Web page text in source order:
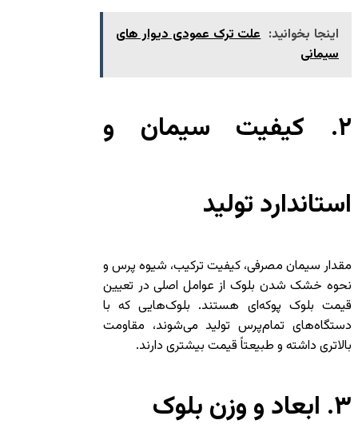
اینجا بخوانید:
علت ترک عمودی دیوار های
سیمانی
۲. کیفیت سیمان و
استاندارد تولید
مقدار سیمان مصرفی، کیفیت ترکیب، شیوه پرس و
نحوه خشک شدن بلوک از عوامل اصلی در تعیین
قیمت بلوک پوکه‌ای هستند. بلوک‌هایی که با
دستگاه‌های تمام‌پرس تولید می‌شوند، مقاومت
بالاتری داشته و طبیعتاً قیمت بیشتری دارند.
۳. ابعاد و وزن بلوک